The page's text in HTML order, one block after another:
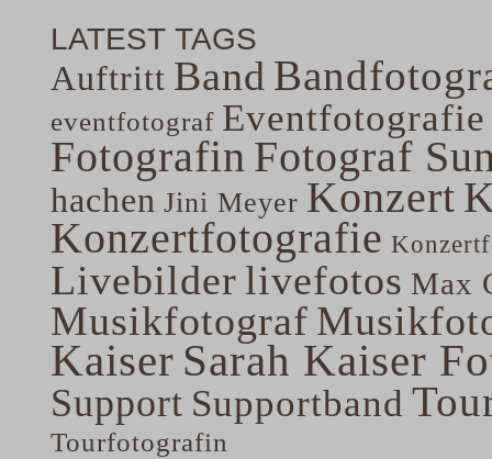
LATEST TAGS
Auftritt Band
eventfotograf Eventfotografie
Fotografin Fotograf
hachen Jini Meyer Konzert
Konzertfotografie
Livebilderlivefotos Max
Musikfotograf
Kaiser Sarah Kaiser
Support Supportband
Tourfotografin